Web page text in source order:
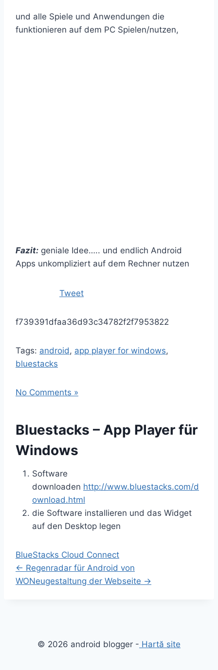
und alle Spiele und Anwendungen die
funktionieren auf dem PC Spielen/nutzen,
Fazit: geniale Idee….. und endlich Android
Apps unkompliziert auf dem Rechner nutzen
Tweet
f739391dfaa36d93c34782f2f7953822
Tags: android, app player for windows,
bluestacks
No Comments »
Bluestacks – App Player für
Windows
Software
downloaden http://www.bluestacks.com/d
ownload.html
die Software installieren und das Widget
auf den Desktop legen
BlueStacks Cloud Connect
← Regenradar für Android von
WONeugestaltung der Webseite →
© 2026 android blogger - Hartă site